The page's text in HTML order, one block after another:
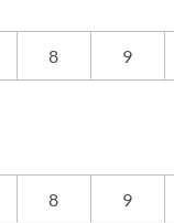
8 9
8 9